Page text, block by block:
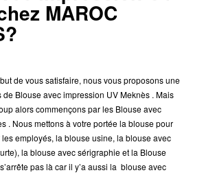
MAROC
de vous satisfaire, nous vous proposons une
Blouse avec impression UV Meknès . Mais
alors commençons par les Blouse avec
. Nous mettons à votre portée la blouse pour
employés, la blouse usine, la blouse avec
la blouse avec sérigraphie et la Blouse
pas là car il y’a aussi la blouse avec